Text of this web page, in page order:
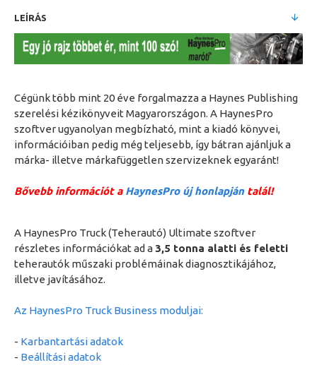
LEÍRÁS
Cégünk több mint 20 éve forgalmazza a Haynes Publishing
szerelési kézikönyveit Magyarországon. A HaynesPro
szoftver ugyanolyan megbízható, mint a kiadó könyvei,
információiban pedig még teljesebb, így bátran ajánljuk a
márka- illetve márkafüggetlen szervizeknek egyaránt!
Bővebb információt a HaynesPro új honlapjántalál!
A HaynesPro Truck (Teherautó) Ultimate szoftver
részletes információkat ad a3,5 tonna alatti és feletti
teherautók műszaki problémáinak diagnosztikájához,
illetve javításához.
Az HaynesPro Truck Business moduljai:
- Karbantartási adatok
- Beállítási adatok